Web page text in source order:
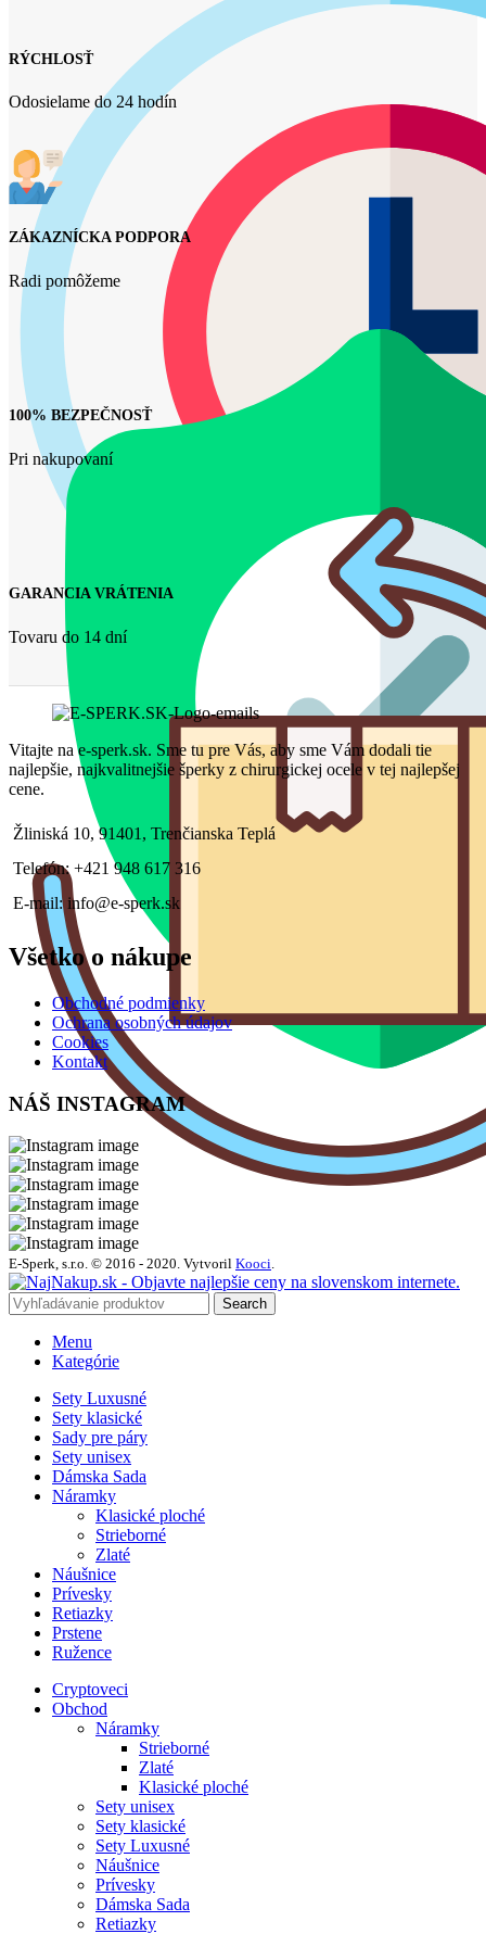
RÝCHLOSŤ
Odosielame do 24 hodín
ZÁKAZNÍCKA PODPORA
Radi pomôžeme
100% BEZPEČNOSŤ
Pri nakupovaní
GARANCIA VRÁTENIA
Tovaru do 14 dní
Vitajte na e-sperk.sk. Sme tu pre Vás, aby sme Vám dodali tie
najlepšie, najkvalitnejšie šperky z chirurgickej ocele v tej najlepšej
cene.
Žliniská 10, 91401, Trenčianska Teplá
Telefón: +421 948 617 316
E-mail: info@e-sperk.sk
Všetko o nákupe
Obchodné podmienky
Ochrana osobných údajov
Cookies
Kontakt
NÁŠ INSTAGRAM
E-Sperk, s.r.o. © 2016 - 2020. Vytvoril Kooci.
Search
Menu
Kategórie
Sety Luxusné
Sety klasické
Sady pre páry
Sety unisex
Dámska Sada
Náramky
Klasické ploché
Strieborné
Zlaté
Náušnice
Prívesky
Retiazky
Prstene
Ružence
Cryptoveci
Obchod
Náramky
Strieborné
Zlaté
Klasické ploché
Sety unisex
Sety klasické
Sety Luxusné
Náušnice
Prívesky
Dámska Sada
Retiazky